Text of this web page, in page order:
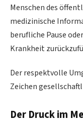
Menschen des
medizinische
berufliche Pause
Krankheit
Der respektvolle
Zeichen
Der Druck im